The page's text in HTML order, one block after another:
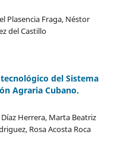
Plasencia Fraga, Néstor
del Castillo
del Sistema
Agraria Cubano.
Herrera, Marta Beatriz
Rosa Acosta Roca